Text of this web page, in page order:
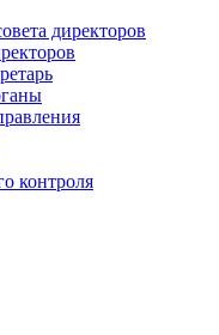
директоров
контроля